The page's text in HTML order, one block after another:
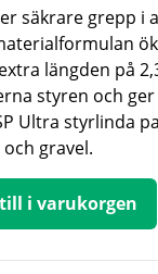
säkrare grepp i
längden på
styren och
Ultra styrlinda
gravel.
i varukorgen